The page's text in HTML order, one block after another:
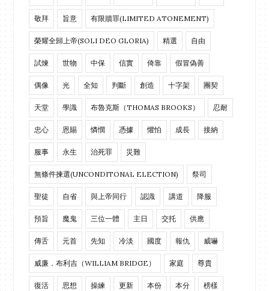
敬拜 旨意 有限贖罪(LIMITED ATONEMENT)
榮耀全歸上帝(SOLI DEO GLORIA) 精選 自由
試煉 世物 中保 信實 倚靠 假冒偽善
偶像 光 全知 判斷 創造 十字架 團契
天堂 學識 布魯克斯（THOMAS BROOKS） 忍耐
忠心 恩賜 憐憫 憑據 懼怕 成長 接納
服事 永生 治死罪 災難
無條件揀選(UNCONDITONAL ELECTION) 祭司
聖徒 自省 與上帝同行 認識 講道 降服
預旨 魔鬼 三位一體 主日 交托 供應
傳舌 元首 先知 冷淡 國度 報仇 威嚇
威廉．布利吉（WILLIAM BRIDGE） 家庭 尊貴
復活 思想 操練 更新 本份 本分 榜樣